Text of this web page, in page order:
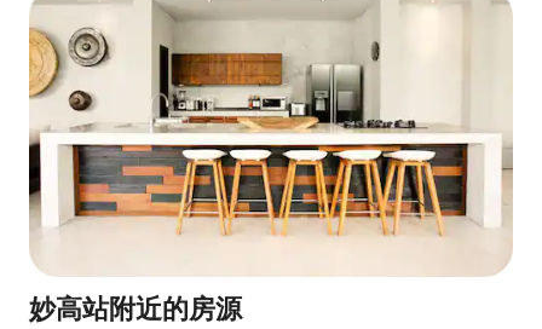
妙高站附近的房源